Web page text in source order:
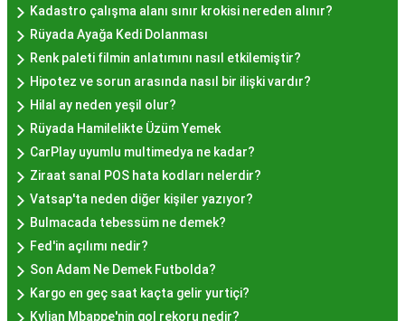
değerlendirerek, bütçenize uygun bir hayır lokması
bulabilirsiniz.
Hayır Lokması İstanbul
Deneyiminde Nelere Dikkat
Edilmeli?
İstanbul'da hayır lokması deneyimini daha özel
kılmak için birkaç öneri:
Geleneksel Mekanları Tercih Edin:
semtlerdeki geleneksel pastanelerde hayır
lokması deneyimi daha otantik olabilir.
Yerel Tavsiyelere Kulak Verin:İstanbul'da
Kadastro çalışma alanı sınır krokisi nereden alınır?
Rüyada Ayağa Kedi Dolanması
Renk paleti filmin anlatımını nasıl etkilemiştir?
Hipotez ve sorun arasında nasıl bir ilişki vardır?
Hilal ay neden yeşil olur?
Rüyada Hamilelikte Üzüm Yemek
CarPlay uyumlu multimedya ne kadar?
Ziraat sanal POS hata kodları nelerdir?
Vatsap'ta neden diğer kişiler yazıyor?
Bulmacada tebessüm ne demek?
Fed'in açılımı nedir?
Son Adam Ne Demek Futbolda?
Kargo en geç saat kaçta gelir yurtiçi?
Kylian Mbappe'nin gol rekoru nedir?